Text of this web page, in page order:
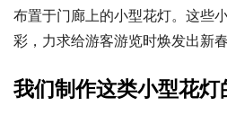
布置于门廊上的小型花灯。这些
彩，力求给游客游览时焕发出新春
我们制作这类小型花灯